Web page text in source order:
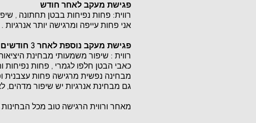
פגישת מעקב לאחר חודש
רווית: פחות נפיחות בבטן תחתונה ,
אני פחות עייפה ומרגישה יותר
פגישת מעקב נוספת לאחר 3 חודשים
רווית : שיפור משמעותי מבחינת
כאבי הבטן חלפו לגמרי , פחות נפיחות
מבחינה נפשית מרגישה פחות עצבנית
גם מבחינת אנרגיות יש שיפור מדהים,
מאחר ורווית הרגישה טוב מכל